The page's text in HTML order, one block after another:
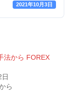
2021年10月3日
法から FOREX
ら